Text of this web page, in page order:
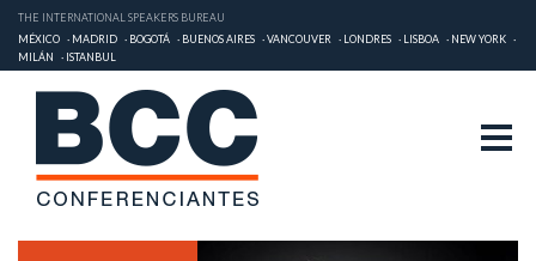
THE INTERNATIONAL SPEAKERS BUREAU
MÉXICO
MADRID BOGOTÁ BUENOS AIRES VANCOUVER LONDRES LISBOA
NEW YORK
MILÁN
ISTANBUL